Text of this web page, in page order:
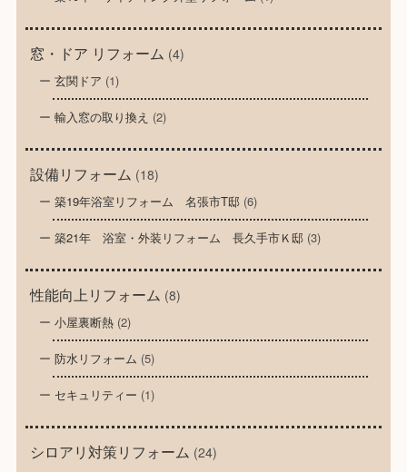
窓・ドア リフォーム (4)
玄関ドア (1)
輸入窓の取り換え (2)
設備リフォーム (18)
築19年浴室リフォーム 名張市T邸(6)
築21年 浴室・外装リフォーム 長久手市Ｋ邸(3)
性能向上リフォーム (8)
小屋裏断熱(2)
防水リフォーム (5)
セキュリティー (1)
シロアリ対策リフォーム (24)